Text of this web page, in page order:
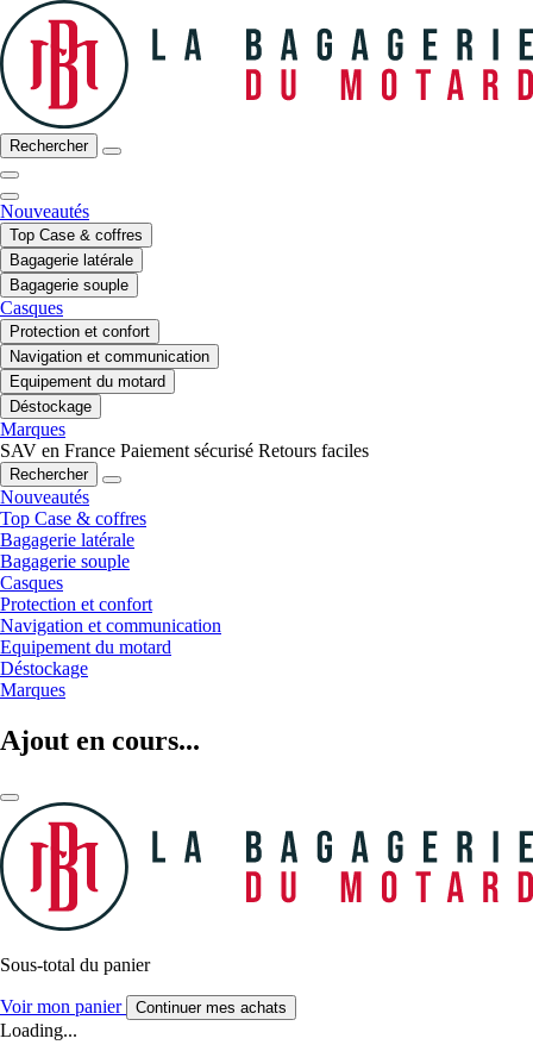
Rechercher
Nouveautés
Top Case & coffres
Bagagerie latérale
Bagagerie souple
Casques
Protection et confort
Navigation et communication
Equipement du motard
Déstockage
Marques
SAV en France Paiement sécurisé Retours faciles
Rechercher
Nouveautés
Top Case & coffres
Bagagerie latérale
Bagagerie souple
Casques
Protection et confort
Navigation et communication
Equipement du motard
Déstockage
Marques
Ajout en cours...
Sous-total du panier
Voir mon panier Continuer mes achats
Loading...